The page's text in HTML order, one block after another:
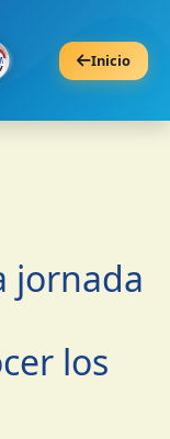
Inicio
jornada
los